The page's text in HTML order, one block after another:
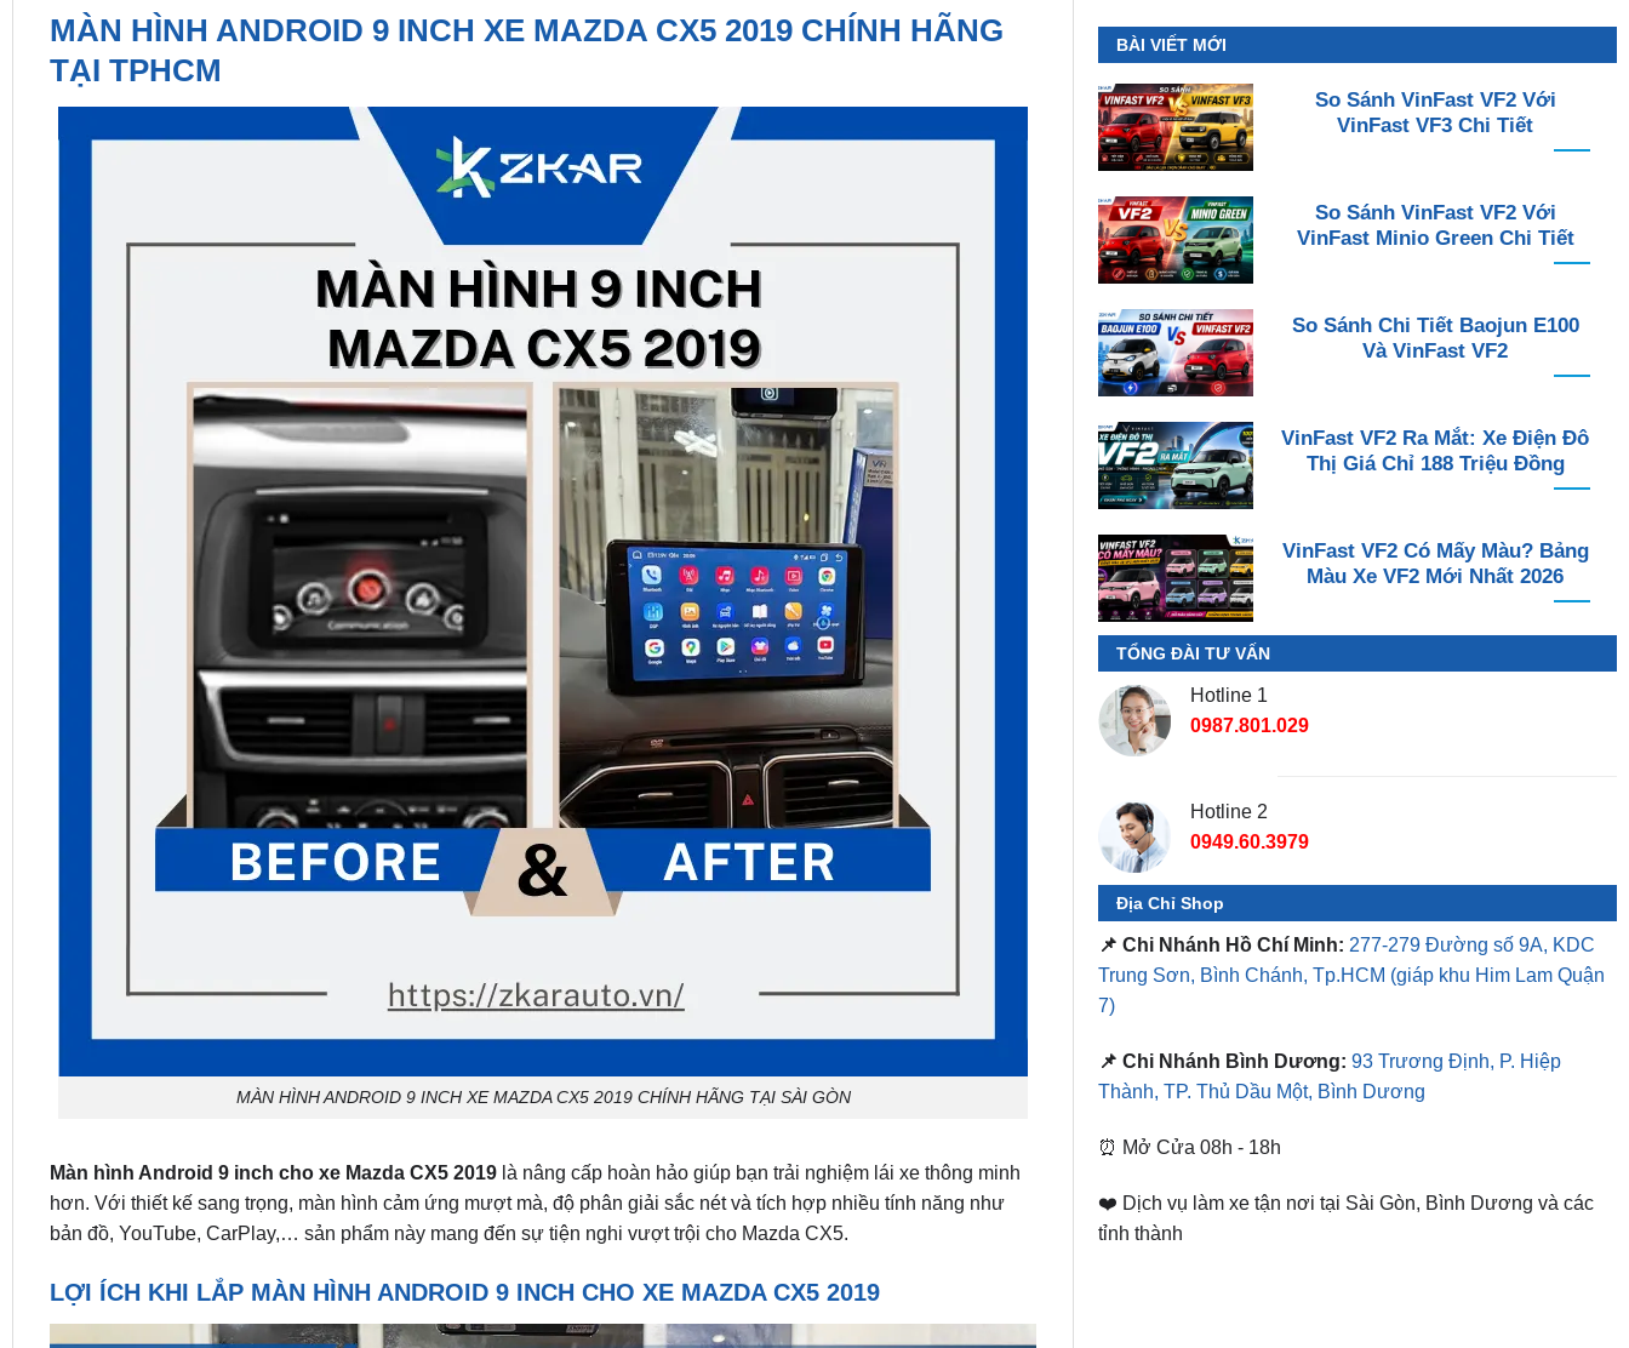
MÀN HÌNH ANDROID 9 INCH XE MAZDA CX5 2019 CHÍNH HÃNG
TẠI TPHCM
MÀN HÌNH ANDROID 9 INCH XE MAZDA CX5 2019 CHÍNH HÃNG TẠI SÀI GÒN
Màn hình Android 9 inch cho xe Mazda CX5 2019là nâng cấp hoàn hảo giúp bạn trải nghiệm lái xe thông minh
hơn. Với thiết kế sang trọng, màn hình cảm ứng mượt mà, độ phân giải sắc nét và tích hợp nhiều tính năng như
bản đồ, YouTube, CarPlay,… sản phẩm này mang đến sự tiện nghi vượt trội cho Mazda CX5.
LỢI ÍCH KHI LẮP MÀN HÌNH ANDROID 9 INCH CHO XE MAZDA CX5 2019
BÀI VIẾT MỚI
So Sánh VinFast VF2 Với
VinFast VF3 Chi Tiết
So Sánh VinFast VF2 Với
VinFast Minio Green Chi Tiết
So Sánh Chi Tiết Baojun E100
Và VinFast VF2
VinFast VF2 Ra Mắt: Xe Điện Đô
Thị Giá Chỉ 188 Triệu Đồng
VinFast VF2 Có Mấy Màu? Bảng
Màu Xe VF2 Mới Nhất 2026
TỔNG ĐÀI TƯ VẤN
Hotline 1
0987.801.029
Hotline 2
0949.60.3979
Địa Chỉ Shop
📌 Chi Nhánh Hồ Chí Minh: 277-279 Đường số 9A, KDC
Trung Sơn, Bình Chánh, Tp.HCM (giáp khu Him Lam Quận
7)
📌 Chi Nhánh Bình Dương: 93 Trương Định, P. Hiệp
Thành, TP. Thủ Dầu Một, Bình Dương
⏰ Mở Cửa 08h - 18h
❤️ Dịch vụ làm xe tận nơi tại Sài Gòn, Bình Dương và các
tỉnh thành